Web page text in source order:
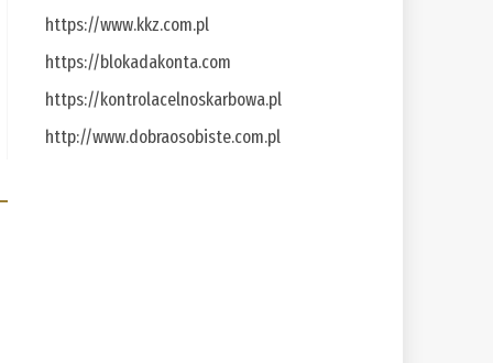
https://www.kkz.com.pl
https://blokadakonta.com
https://kontrolacelnoskarbowa.pl
http://www.dobraosobiste.com.pl